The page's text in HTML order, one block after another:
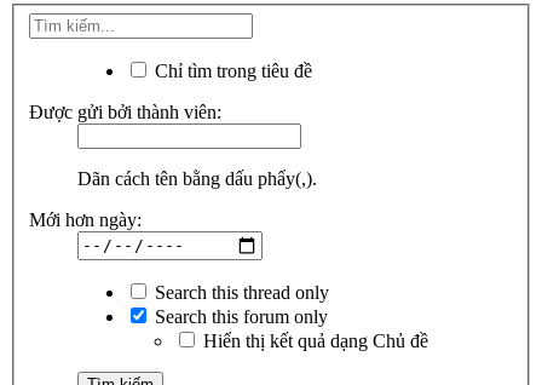
Chỉ tìm trong tiêu đề
Được gửi bởi thành viên:
Dãn cách tên bằng dấu phẩy(,).
Mới hơn ngày:
Search this thread only
Search this forum only
Hiển thị kết quả dạng Chủ đề